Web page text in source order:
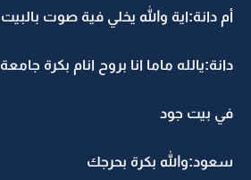
أم دانة:اية والله يخلي فية صوت بالبيت
دانة:يالله ماما انا بروح انام بكرة جامعة
في بيت جود
سعود:والله بكرة بحرجك